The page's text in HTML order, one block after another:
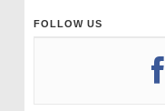
FOLLOW US